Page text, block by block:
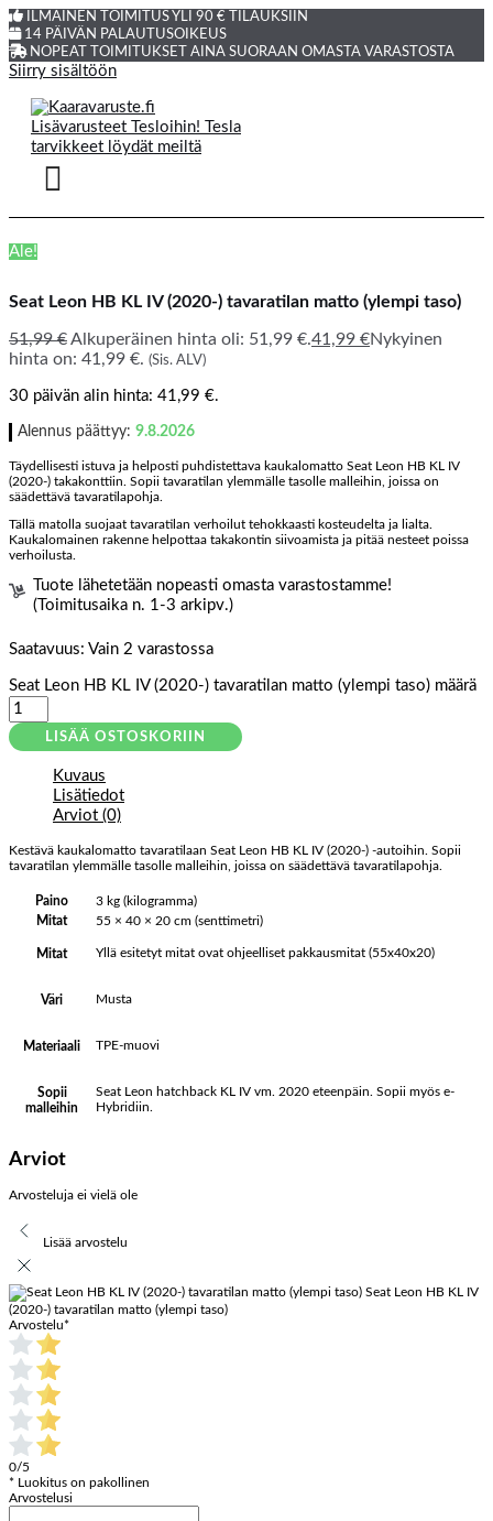
ILMAINEN TOIMITUS YLI 90 € TILAUKSIIN
14 PÄIVÄN PALAUTUSOIKEUS
NOPEAT TOIMITUKSET AINA SUORAAN OMASTA VARASTOSTA
Siirry sisältöön
Ale!
Seat Leon HB KL IV (2020-) tavaratilan matto (ylempi taso)
51,99€ Alkuperäinen hinta oli: 51,99 €.41,99 €Nykyinen
hinta on: 41,99 €. (Sis. ALV)
30 päivän alin hinta: 41,99 €.
Alennus päättyy: 9.8.2026
Täydellisesti istuva ja helposti puhdistettava kaukalomatto Seat Leon HB KL IV
(2020-) takakonttiin. Sopii tavaratilan ylemmälle tasolle malleihin, joissa on
säädettävä tavaratilapohja.
Tällä matolla suojaat tavaratilan verhoilut tehokkaasti kosteudelta ja lialta.
Kaukalomainen rakenne helpottaa takakontin siivoamista ja pitää nesteet poissa
verhoilusta.
Tuote lähetetään nopeasti omasta varastostamme!
(Toimitusaika n. 1-3 arkipv.)
Saatavuus: Vain 2 varastossa
Seat Leon HB KL IV (2020-) tavaratilan matto (ylempi taso) määrä
LISÄÄ OSTOSKORIIN
Kuvaus
Lisätiedot
Arviot (0)
Kestävä kaukalomatto tavaratilaan Seat Leon HB KL IV (2020-) -autoihin. Sopii
tavaratilan ylemmälle tasolle malleihin, joissa on säädettävä tavaratilapohja.
Paino
3 kg (kilogramma)
Mitat
55 × 40 × 20 cm (senttimetri)
Mitat Yllä esitetyt mitat ovat ohjeelliset pakkausmitat (55x40x20)
Väri Musta
Materiaali TPE-muovi
Sopii
malleihin
Seat Leon hatchback KL IV vm. 2020 eteenpäin. Sopii myös e-
Hybridiin.
Arviot
Arvosteluja ei vielä ole
Lisää arvostelu
Seat Leon HB KL IV
(2020-) tavaratilan matto (ylempi taso)
Arvostelu*
0/5
* Luokitus on pakollinen
Arvostelusi